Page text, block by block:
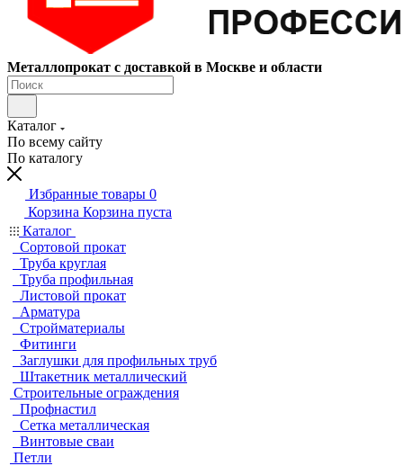
Металлопрокат с доставкой в Москве и области
Каталог
По всему сайту
По каталогу
Избранные товары 0
Корзина Корзина пуста
Каталог
Сортовой прокат
Труба круглая
Труба профильная
Листовой прокат
Арматура
Стройматериалы
Фитинги
Заглушки для профильных труб
Штакетник металлический
Строительные ограждения
Профнастил
Сетка металлическая
Винтовые сваи
Петли